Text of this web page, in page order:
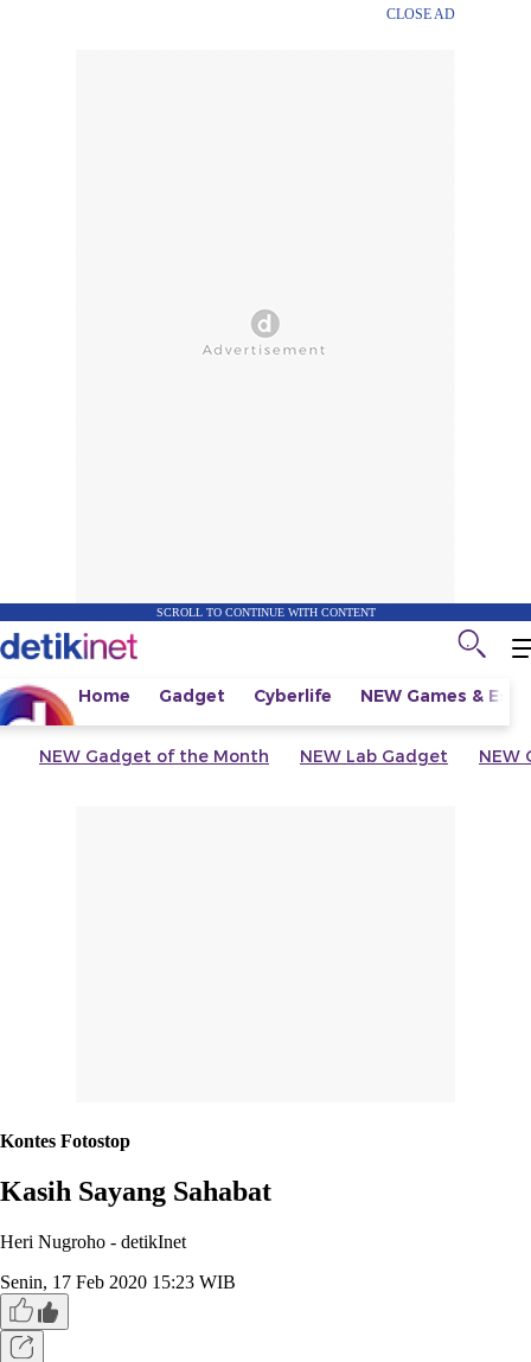
CLOSE AD
SCROLL TO CONTINUE WITH CONTENT
Home Gadget Cyberlife NEW Games &
NEW Gadget of the Month NEW Lab Gadget NEW
Kontes Fotostop
Kasih Sayang Sahabat
Heri Nugroho - detikInet
Senin, 17 Feb 2020 15:23 WIB